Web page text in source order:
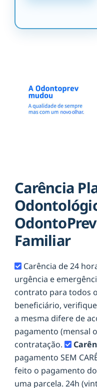
Carência
Familiar
Carência de 24
urgência e
contrato para todos
beneficiário,
a mesma difere de
pagamento (mensal
contratação.
pagamento SEM
feito o pagamento
uma parcela. 24h